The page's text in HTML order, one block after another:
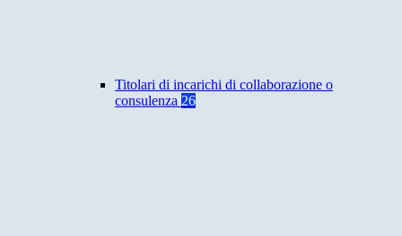
Titolari di incarichi di collaborazione o
consulenza 26